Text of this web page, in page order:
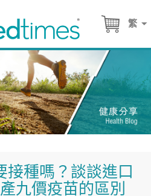
繁
接種嗎？談談進口
九價疫苗的區別